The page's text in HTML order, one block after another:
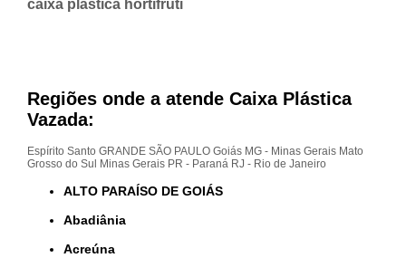
caixa plástica hortifruti
Regiões onde a atende Caixa Plástica
Vazada:
Espírito Santo GRANDE SÃO PAULO Goiás MG - Minas Gerais Mato
Grosso do Sul
Minas Gerais PR - Paraná RJ - Rio de Janeiro
ALTO PARAÍSO DE GOIÁS
Abadiânia
Acreúna